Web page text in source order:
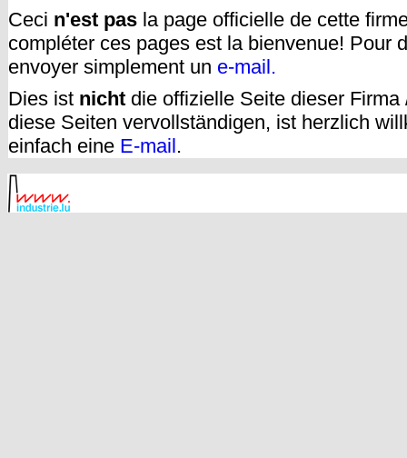
Ceci n'est pas la page officielle de cette
compléter ces pages est la bienvenue! Pour
envoyer simplement un e-mail.
Dies ist nicht die offizielle Seite dieser
diese Seiten vervollständigen, ist herzlich
einfach eine E-mail.